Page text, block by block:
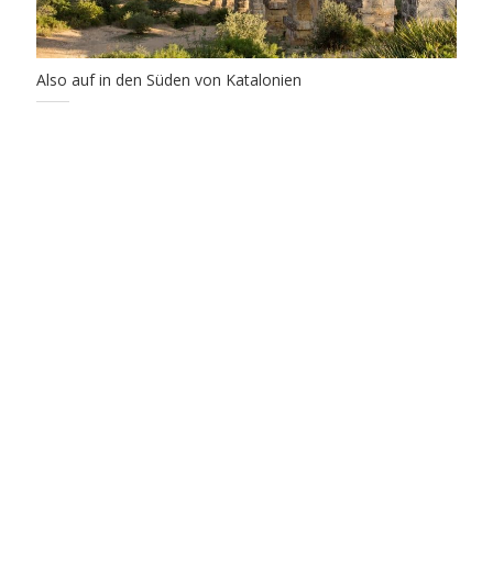
Also auf in den Süden von Katalonien